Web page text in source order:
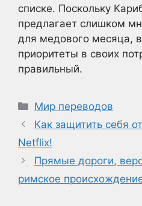
списке. Поскольку
предлагает слишком
для медового месяца,
приоритеты в своих
правильный.
Рубрики
Мир переводов
Как защитить себя
Netflix!
Прямые дороги,
римское